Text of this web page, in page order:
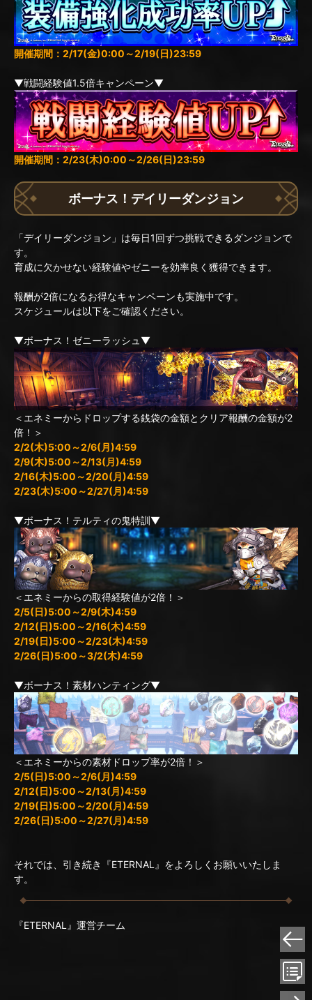
開催期間：2/17(金)0:00～2/19(日)23:59
▼戦闘経験値1.5倍キャンペーン▼
開催期間：2/23(木)0:00～2/26(日)23:59
ボーナス！デイリーダンジョン
「デイリーダンジョン」は毎日1回ずつ挑戦できるダンジョンで
す。
育成に欠かせない経験値やゼニーを効率良く獲得できます。
報酬が2倍になるお得なキャンペーンも実施中です。
スケジュールは以下をご確認ください。
▼ボーナス！ゼニーラッシュ▼
＜エネミーからドロップする銭袋の金額とクリア報酬の金額が2
倍！＞
2/2(木)5:00～2/6(月)4:59
2/9(木)5:00～2/13(月)4:59
2/16(木)5:00～2/20(月)4:59
2/23(木)5:00～2/27(月)4:59
▼ボーナス！テルティの鬼特訓▼
＜エネミーからの取得経験値が2倍！＞
2/5(日)5:00～2/9(木)4:59
2/12(日)5:00～2/16(木)4:59
2/19(日)5:00～2/23(木)4:59
2/26(日)5:00～3/2(木)4:59
▼ボーナス！素材ハンティング▼
＜エネミーからの素材ドロップ率が2倍！＞
2/5(日)5:00～2/6(月)4:59
2/12(日)5:00～2/13(月)4:59
2/19(日)5:00～2/20(月)4:59
2/26(日)5:00～2/27(月)4:59
それでは、引き続き『ETERNAL』をよろしくお願いいたしま
す。
『ETERNAL』運営チーム